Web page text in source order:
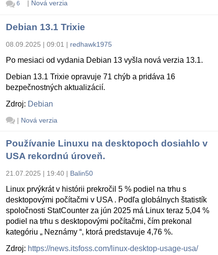
6 | Nová verzia
Debian 13.1 Trixie
08.09.2025 | 09:01 | redhawk1975
Po mesiaci od vydania Debian 13 vyšla nová verzia 13.1.
Debian 13.1 Trixie opravuje 71 chýb a pridáva 16
bezpečnostných aktualizácií.
Zdroj: Debian
| Nová verzia
Používanie Linuxu na desktopoch dosiahlo v
USA rekordnú úroveň.
21.07.2025 | 19:40 | Balin50
Linux prvýkrát v histórii prekročil 5 % podiel na trhu s
desktopovými počítačmi v USA . Podľa globálnych štatistík
spoločnosti StatCounter za jún 2025 má Linux teraz 5,04 %
podiel na trhu s desktopovými počítačmi, čím prekonal
kategóriu „ Neznámy “, ktorá predstavuje 4,76 %.
Zdroj: https://news.itsfoss.com/linux-desktop-usage-usa/